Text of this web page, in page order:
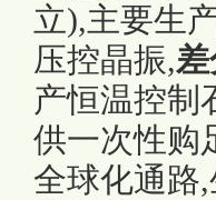
立),主要生
压控晶振,
产恒温控制
供一次性购
全球化通路